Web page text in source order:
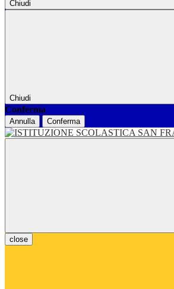
Chiudi
Chiudi
Conferma
Annulla Conferma
close